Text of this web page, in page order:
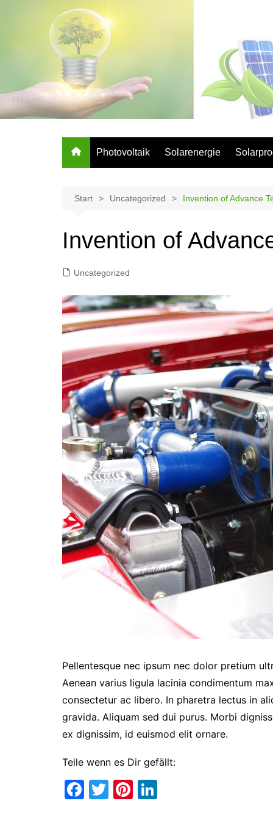
Photovoltaik Solarenergie
Start Uncategorized Invention of Advance
Invention of
Uncategorized
Pellentesque nec ipsum nec dolor pretium
Aenean varius ligula lacinia condimentum
consectetur ac libero. In pharetra lectus in
gravida. Aliquam sed dui purus. Morbi
ex dignissim, id euismod elit ornare.
Teile wenn es Dir gefällt:
F
T
Pi